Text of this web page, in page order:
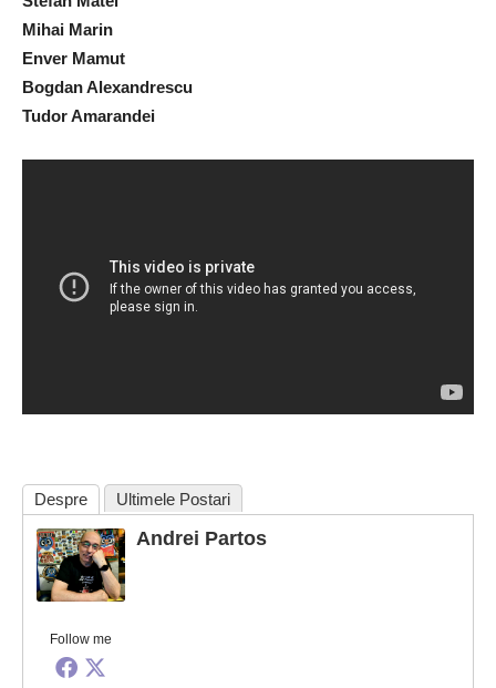
Mihai Marin
Enver Mamut
Bogdan Alexandrescu
Tudor Amarandei
Despre Ultimele Postari
Follow me
Andrei Partos